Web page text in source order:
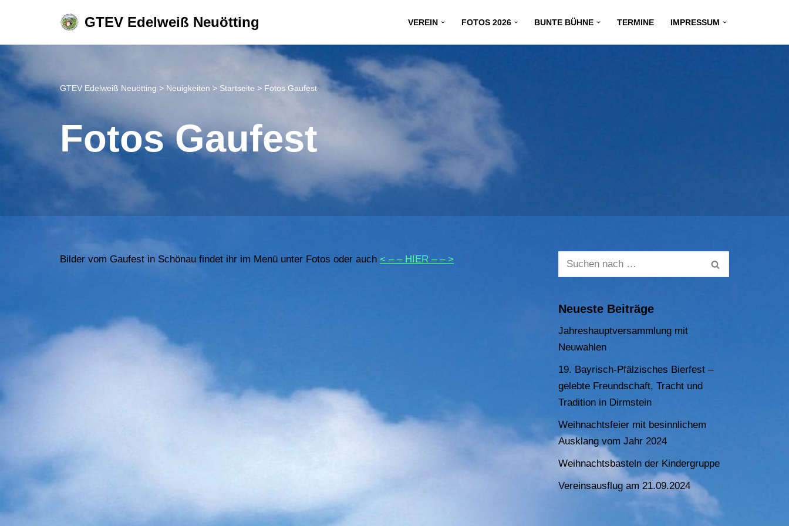
Inhalt
springen
GTEV Edelweiß Neuötting VEREIN FOTOS 2026 BUNTE BÜHNE TERMINE IMPRESSUM
GTEV Edelweiß Neuötting > Neuigkeiten > Startseite > Fotos Gaufest
Fotos Gaufest
Bilder vom Gaufest in Schönau findet ihr im Menü unter Fotos oder auch < – – HIER – – >
Neueste Beiträge
Jahreshauptversammlung mit
Neuwahlen
19. Bayrisch-Pfälzisches Bierfest –
gelebte Freundschaft, Tracht und
Tradition in Dirmstein
Weihnachtsfeier mit besinnlichem
Ausklang vom Jahr 2024
Weihnachtsbasteln der Kindergruppe
Vereinsausflug am 21.09.2024